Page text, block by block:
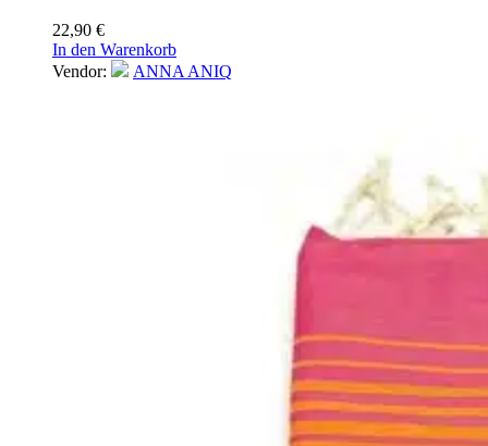
22,90 €
In den Warenkorb
Vendor:
ANNA ANIQ